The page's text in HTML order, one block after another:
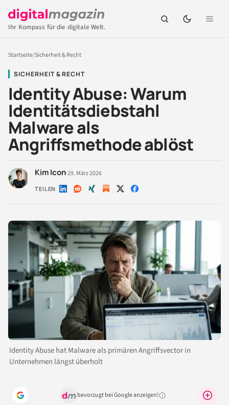
Ihr Kompass für die digitale Welt.
Startseite/Sicherheit & Recht
SICHERHEIT & RECHT
Identity Abuse: Warum
Identitätsdiebstahl
Malware als
Angriffsmethode ablöst
Kim Icon·29. März 2026
TEILEN Auf Auf Auf Auf Auf
Identity Abuse hat Malware als primären Angriffsvector in
Unternehmen längst überholt
bevorzugt bei Google anzeigen!Warum lohnt sich das?